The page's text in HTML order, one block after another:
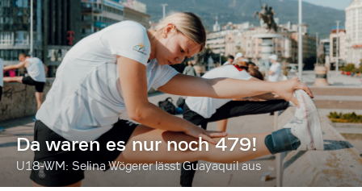
Da waren es nur noch 479!
U18-WM: Selina Wögerer lässt Guayaquil aus